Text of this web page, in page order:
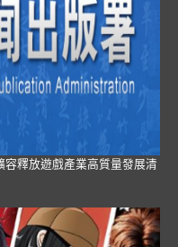
釋放遊戲產業高質量發展清